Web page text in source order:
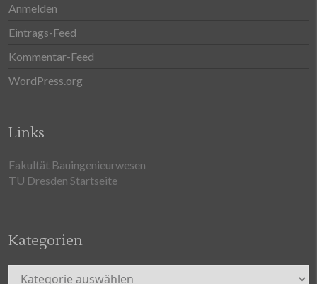
Anmelden
Eintrags-Feed
Kommentar-Feed
WordPress.org
Links
Fakultät Bauingenieurwesen
TU Dresden Startseite
Kategorien
Kategorien